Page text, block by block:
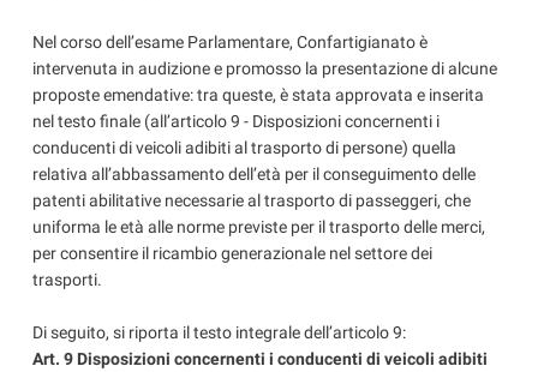
Nel corso dell’esame Parlamentare, Confartigianato è
intervenuta in audizione e promosso la presentazione di alcune
proposte emendative: tra queste, è stata approvata e inserita
nel testo finale (all’articolo 9 - Disposizioni concernenti i
conducenti di veicoli adibiti al trasporto di persone) quella
relativa all’abbassamento dell’età per il conseguimento delle
patenti abilitative necessarie al trasporto di passeggeri, che
uniforma le età alle norme previste per il trasporto delle merci,
per consentire il ricambio generazionale nel settore dei
trasporti.
Di seguito, si riporta il testo integrale dell’articolo 9:
Art. 9 Disposizioni concernenti i conducenti di veicoli adibiti